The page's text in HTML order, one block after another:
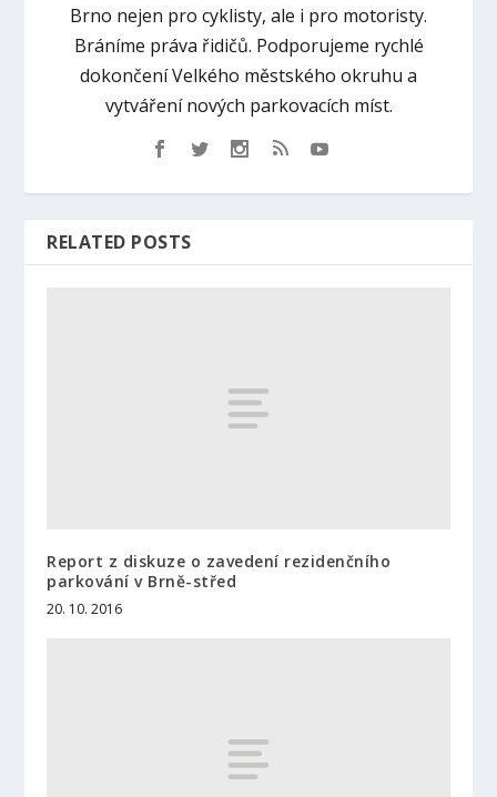
Brno nejen pro cyklisty, ale i pro motoristy.
Bráníme práva řidičů. Podporujeme rychlé
dokončení Velkého městského okruhu a
vytváření nových parkovacích míst.
RELATED POSTS
Report z diskuze o zavedení rezidenčního
parkování v Brně-střed
20. 10. 2016